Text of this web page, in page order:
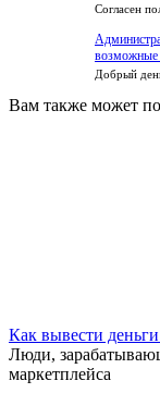
Согласен
возможные
Добрый
Вам также может
Как вывести
Люди,
маркетплейса